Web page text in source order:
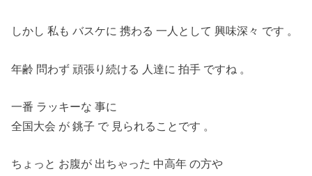
しかし 私も バスケに 携わる 一人として 興味深々 です 。
年齢 問わず 頑張り続ける 人達に 拍手 ですね 。
一番 ラッキーな 事に
全国大会 が 銚子 で 見られることです 。
ちょっと お腹が 出ちゃった 中高年 の方や